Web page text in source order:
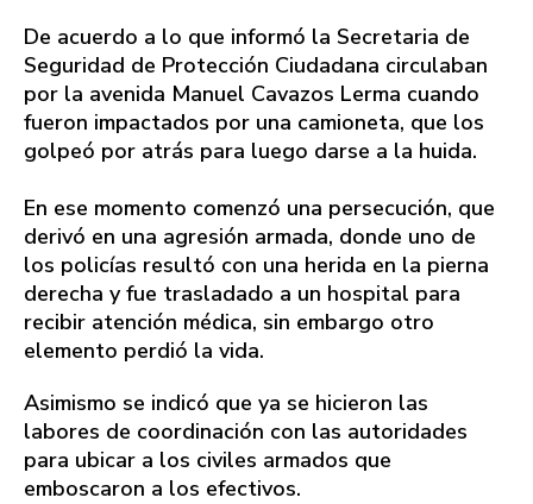
De acuerdo a lo que informó la Secretaria de
Seguridad de Protección Ciudadana circulaban
por la avenida Manuel Cavazos Lerma cuando
fueron impactados por una camioneta, que los
golpeó por atrás para luego darse a la huida.
En ese momento comenzó una persecución, que
derivó en una agresión armada, donde uno de
los policías resultó con una herida en la pierna
derecha y fue trasladado a un hospital para
recibir atención médica, sin embargo otro
elemento perdió la vida.
Asimismo se indicó que ya se hicieron las
labores de coordinación con las autoridades
para ubicar a los civiles armados que
emboscaron a los efectivos.